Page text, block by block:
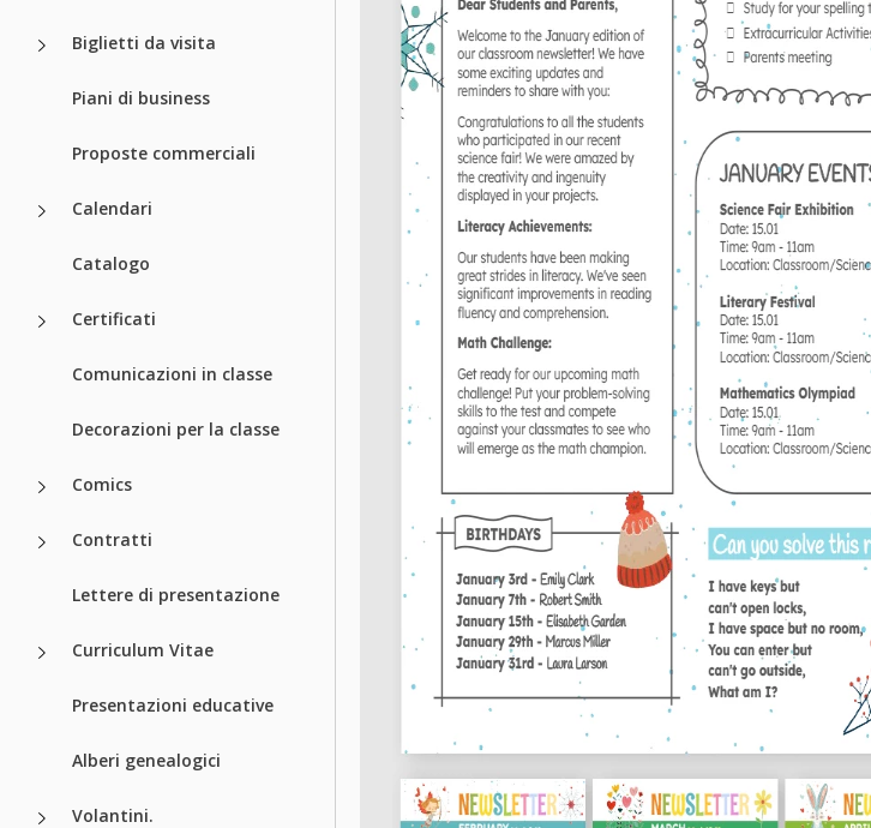
Biglietti da visita
Piani di business
Proposte commerciali
Calendari
Catalogo
Certificati
Comunicazioni in classe
Decorazioni per la classe
Comics
Contratti
Lettere di presentazione
Curriculum Vitae
Presentazioni educative
Alberi genealogici
Volantini.